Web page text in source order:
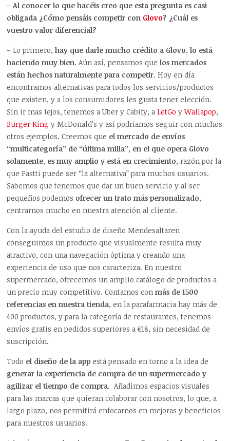
– Al conocer lo que hacéis creo que esta pregunta es casi
obligada ¿Cómo pensáis competir con Glovo? ¿Cuál es
vuestro valor diferencial?
– Lo primero,hay que darle mucho crédito a Glovo, lo está
haciendo muy bien. Aún así, pensamos quelos mercados
están hechos naturalmente para competir. Hoy en día
encontramos alternativas para todos los servicios/productos
que existen, y a los consumidores les gusta tener elección.
Sin ir mas lejos, tenemos a Uber y Cabify, aLetGo yWallapop,
Burger King y McDonald’s y así podríamos seguir con muchos
otros ejemplos. Creemos que el mercado de envíos
“multicategoría” de “última milla”, en el que opera Glovo
solamente, es muy amplio y está en crecimiento, razón por la
que Fastti puede ser “la alternativa” para muchos usuarios.
Sabemos que tenemos que dar un buen servicio y al ser
pequeños podemos ofrecer un trato más personalizado,
centrarnos mucho en nuestra atención al cliente.
Con la ayuda del estudio de diseño Mendesaltaren
conseguimos un producto que visualmente resulta muy
atractivo, con una navegación óptima y creando una
experiencia de uso que nos caracteriza. En nuestro
supermercado, ofrecemos un amplio catálogo de productos a
un precio muy competitivo. Contamos conmás de 1500
referencias en nuestra tienda, en la parafarmacia hay más de
400 productos, y para la categoría de restaurantes, tenemos
envíos gratis en pedidos superiores a €18, sin necesidad de
suscripción.
Todo el diseño de la app está pensado en torno a la idea de
generar la experiencia de compra de un supermercado y
agilizar el tiempo de compra. Añadimos espacios visuales
para las marcas que quieran colaborar con nosotros, lo que, a
largo plazo, nos permitirá enfocarnos en mejoras y beneficios
para nuestros usuarios.